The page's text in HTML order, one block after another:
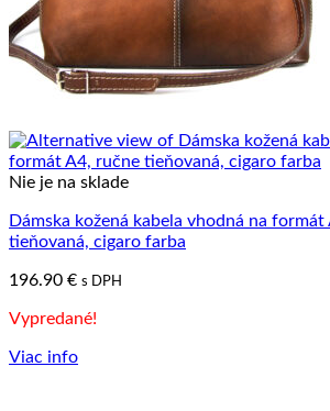
Nie je na sklade
Dámska kožená kabela vhodná na formát
tieňovaná, cigaro farba
196.90 € s DPH
Vypredané!
Viac info